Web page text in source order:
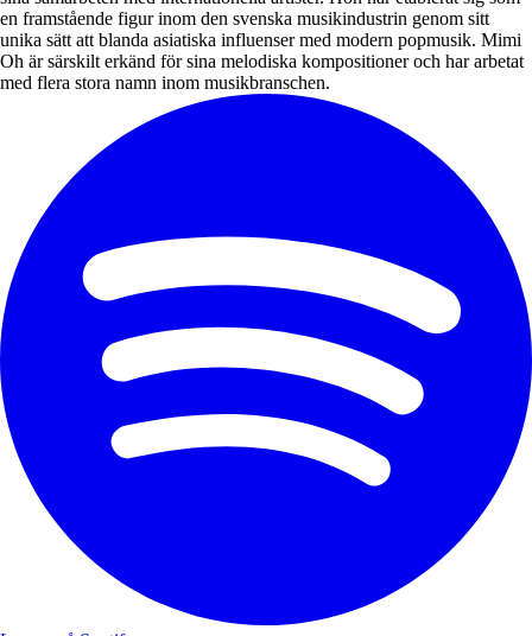
en framstående figur inom den svenska musikindustrin genom sitt
unika sätt att blanda asiatiska influenser med modern popmusik. Mimi
Oh är särskilt erkänd för sina melodiska kompositioner och har arbetat
med flera stora namn inom musikbranschen.